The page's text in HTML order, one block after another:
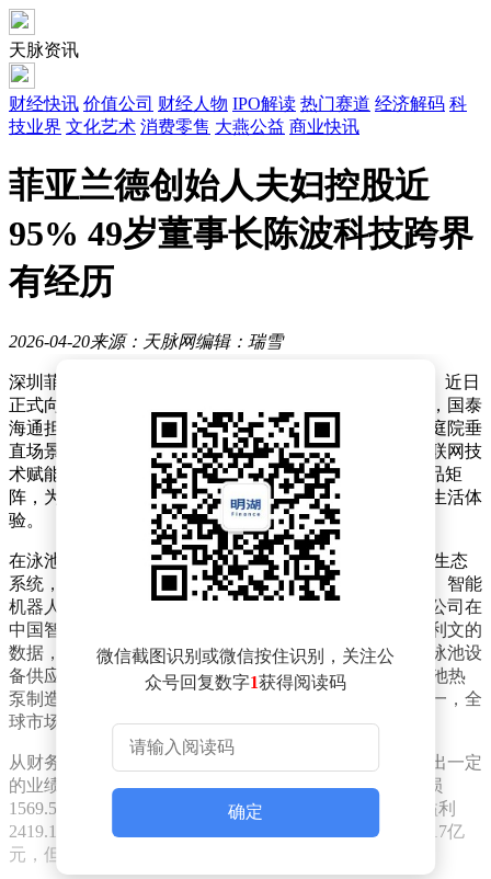
天脉资讯
财经快讯 价值公司 财经人物 IPO解读 热门赛道 经济解码 科
技业界 文化艺术 消费零售 大燕公益 商业快讯
菲亚兰德创始人夫妇控股近
95% 49岁董事长陈波科技跨界
有经历
2026-04-20来源：天脉网编辑：瑞雪
深圳菲亚兰德科技集团股份有限公司（简称“菲亚兰德”）近日
正式向港交所提交招股书，计划在资本市场开启新征程，国泰
海通担任此次上市的独家保荐人。这家科技企业专注于庭院垂
直场景，致力于打造一体化智能庭院生态系统，通过物联网技
术赋能，构建了“能源管理 + 智能 + 水处理”（EIW）产品矩
阵，为全球庭院用户提供舒适、智能且充满趣味的全新生活体
验。
在泳池场景领域，菲亚兰德已成功搭建起一体化iGarden生态
系统，该系统整合了物联网控制的智能硬件、能源管理、智能
机器人运作以及水处理解决方案。凭借这一创新成果，公司在
中国智能泳池设备市场占据领先地位。根据弗若斯特沙利文的
数据，以2024年收入计算，菲亚兰德是中国最大的智能泳池设
备供应商，全球市场份额达3.4%。同年，在中国智能泳池热
泵制造商和中国智能泳池水泵制造商中，公司均排名第一，全
球市场份额分别为15.0%和6.6%。
从财务数据来看，菲亚兰德在2023年至2025年期间呈现出一定
的业绩波动。2023年，公司实现收入4.88亿元，年内亏损
1569.5万元；2024年，收入增长至7.65亿元，实现年内溢利
2419.1万元；然而到了2025年，收入虽进一步增长至10.17亿
元，但年内亏损扩大至1.2亿元。
微信截图识别或微信按住识别，关注公
众号回复数字1获得阅读码
确定